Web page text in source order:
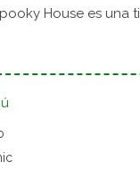
House es una